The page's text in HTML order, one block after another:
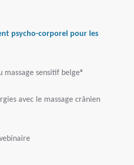
psycho-corporel pour les
massage sensitif belge®
avec le massage crânien